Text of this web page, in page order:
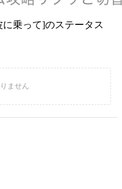
に乗って]のステータス